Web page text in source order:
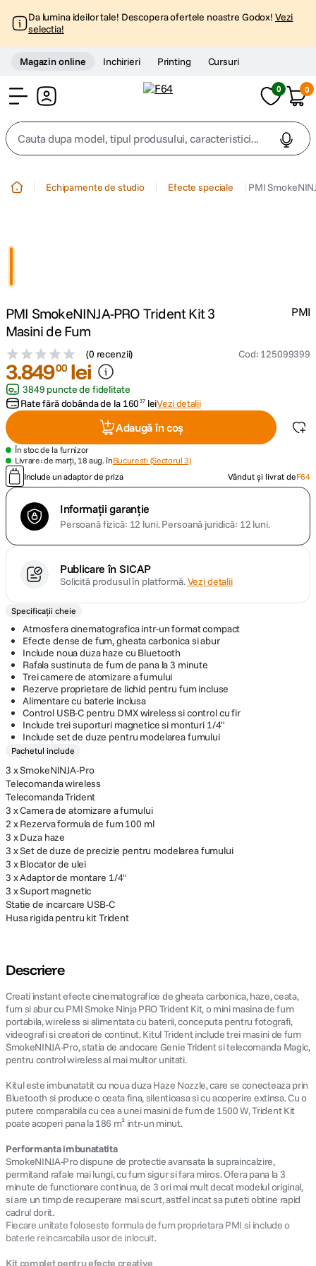
Da lumina ideilor tale! Descopera ofertele noastre Godox! Vezi
selectia!
Magazin online Inchirieri Printing Cursuri
0 0
Cauta dupa model, tipul produsului, caracteristici...
4. peak design
canon sx740 hs
. lavaliera
card memorie
8. ulanzi
9. insta 360
10. godox
Echipamente de studio Efecte speciale PMI
PMI SmokeNINJA-PRO Trident Kit 3
Masini de Fum
(0 recenzii) Cod: 125099399
PMI
3.84900 lei
3849 puncte de fidelitate
Rate fără dobânda de la 160 37 leiVezi detalii
Adaugă în coș
În stoc de la furnizor
Livrare: de marți, 18 aug. înBucuresti (Sectorul 3)
Include un adaptor de priza
Vândut și livrat deF64
Informații garanție
Persoană fizică: 12 luni.Persoană juridică: 12 luni.
Publicare în SICAP
Solicită produsul în platformă.Vezi detalii
Specificații cheie
Atmosfera cinematografica intr-un format compact
Efecte dense de fum, gheata carbonica si abur
Include noua duza haze cu Bluetooth
Rafala sustinuta de fum de pana la 3 minute
Trei camere de atomizare a fumului
Rezerve proprietare de lichid pentru fum incluse
Alimentare cu baterie inclusa
Control USB-C pentru DMX wireless si control cu fir
Include trei suporturi magnetice si monturi 1/4"
Include set de duze pentru modelarea fumului
Pachetul include
3 x SmokeNINJA-Pro
Telecomanda wireless
Telecomanda Trident
3 x Camera de atomizare a fumului
2 x Rezerva formula de fum 100 ml
3 x Duza haze
3 x Set de duze de precizie pentru modelarea fumului
3 x Blocator de ulei
3 x Adaptor de montare 1/4"
3 x Suport magnetic
Statie de incarcare USB-C
Husa rigida pentru kit Trident
Descriere
Creati instant efecte cinematografice de gheata carbonica, haze, ceata,
fum si abur cu PMI Smoke Ninja PRO Trident Kit, o mini masina de fum
portabila, wireless si alimentata cu baterii, conceputa pentru fotografi,
videografi si creatori de continut. Kitul Trident include trei masini de fum
SmokeNINJA-Pro, statia de andocare Genie Trident si telecomanda Magic,
pentru control wireless al mai multor unitati.
Kitul este imbunatatit cu noua duza Haze Nozzle, care se conecteaza prin
Bluetooth si produce o ceata fina, silentioasa si cu acoperire extinsa. Cu o
putere comparabila cu cea a unei masini de fum de 1500 W, Trident Kit
poate acoperi pana la 186 m² intr-un minut.
Performanta imbunatatita
SmokeNINJA-Pro dispune de protectie avansata la supraincalzire,
permitand rafale mai lungi, cu fum sigur si fara miros. Ofera pana la 3
minute de functionare continua, de 3 ori mai mult decat modelul original,
si are un timp de recuperare mai scurt, astfel incat sa puteti obtine rapid
cadrul dorit.
Fiecare unitate foloseste formula de fum proprietara PMI si include o
baterie reincarcabila usor de inlocuit.
Kit complet pentru efecte creative